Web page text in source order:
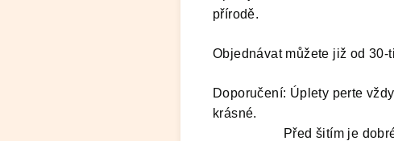
přírodě.
Objednávat můžete již od 30-
Doporučení: Úplety perte
krásné.
Před šitím je dobré látku